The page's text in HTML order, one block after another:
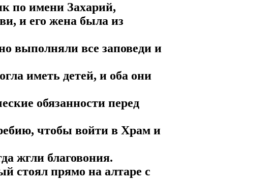
по имени Захарий,
и его жена была из
выполняли все заповеди и
иметь детей, и оба они
обязанности перед
чтобы войти в Храм и
жгли благовония.
стоял прямо на алтаре с